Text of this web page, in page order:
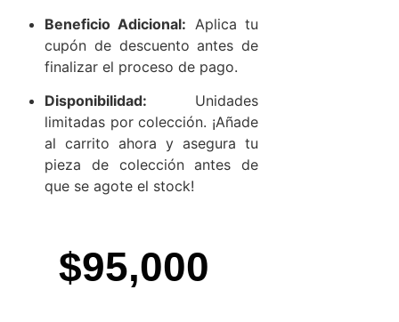
Beneficio Adicional: Aplica tu
cupón de descuento antes de
finalizar el proceso de pago.
Disponibilidad: Unidades
limitadas por colección. ¡Añade
al carrito ahora y asegura tu
pieza de colección antes de
que se agote el stock!
$95,000